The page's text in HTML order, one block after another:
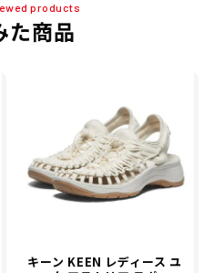
products
た商品
キーン KEEN レディース ユ